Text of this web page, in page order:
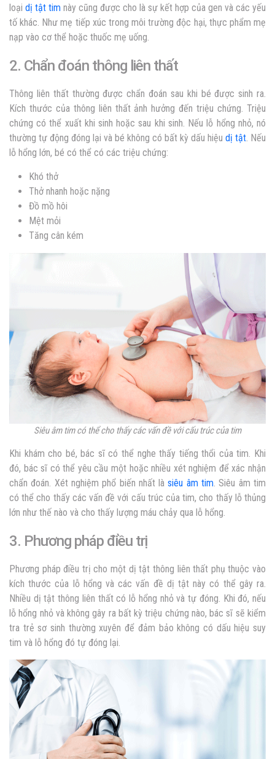
loại dị tật tim này cũng được cho là sự kết hợp của gen và các yếu
tố khác. Như mẹ tiếp xúc trong môi trường độc hại, thực phẩm mẹ
nạp vào cơ thể hoặc thuốc mẹ uống.
2. Chẩn đoán thông liên thất
Thông liên thất thường được chẩn đoán sau khi bé được sinh ra.
Kích thước của thông liên thất ảnh hưởng đến triệu chứng. Triệu
chứng có thể xuất khi sinh hoặc sau khi sinh. Nếu lỗ hổng nhỏ, nó
thường tự động đóng lại và bé không có bất kỳ dấu hiệu dị tật. Nếu
lỗ hổng lớn, bé có thể có các triệu chứng:
Khó thở
Thở nhanh hoặc nặng
Đồ mồ hôi
Mệt mỏi
Tăng cân kém
Siêu âm tim có thể cho thấy các vấn đề với cấu trúc của tim
Khi khám cho bé, bác sĩ có thể nghe thấy tiếng thổi của tim. Khi
đó, bác sĩ có thể yêu cầu một hoặc nhiều xét nghiệm để xác nhận
chẩn đoán. Xét nghiệm phổ biến nhất làsiêu âm tim . Siêu âm tim
có thể cho thấy các vấn đề với cấu trúc của tim, cho thấy lỗ thủng
lớn như thế nào và cho thấy lượng máu chảy qua lỗ hổng.
3. Phương pháp điều trị
Phương pháp điều trị cho một dị tật thông liên thất phụ thuộc vào
kích thước của lỗ hổng và các vấn đề dị tật này có thể gây ra.
Nhiều dị tật thông liên thất có lỗ hổng nhỏ và tự đóng. Khi đó, nếu
lỗ hổng nhỏ và không gây ra bất kỳ triệu chứng nào, bác sĩ sẽ kiểm
tra trẻ sơ sinh thường xuyên để đảm bảo không có dấu hiệu suy
tim và lỗ hổng đó tự đóng lại.